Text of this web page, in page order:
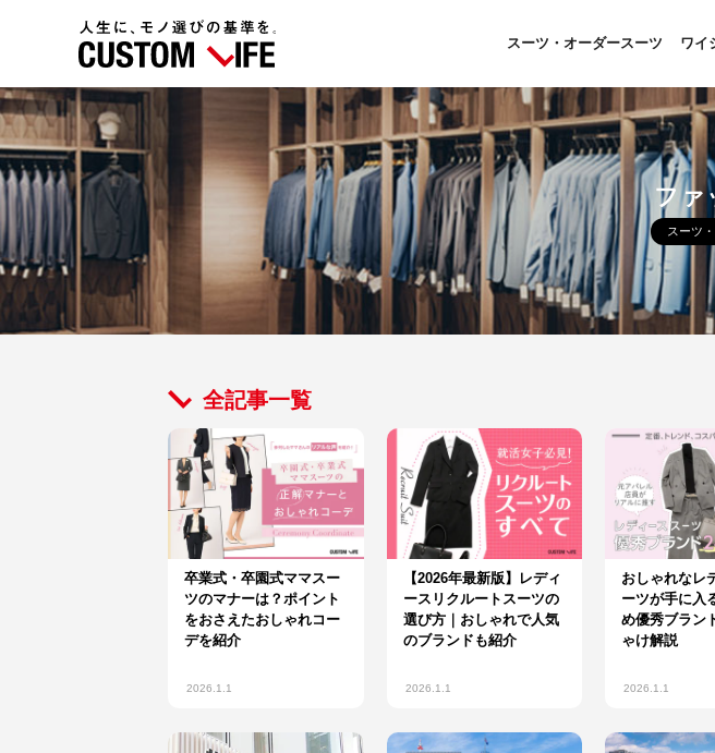
スーツ・オーダースーツ ワイ
ファ
スーツ
全記事一覧
卒業式・卒園式ママスー
ツのマナーは？ポイント
をおさえたおしゃれコー
デを紹介
2026.1.1
【2026年最新版】レディ
ースリクルートスーツの
選び方｜おしゃれで人気
のブランドも紹介
2026.1.1
おしゃれなレ
ーツが手に入
め優秀ブラン
ゃけ解説
2026.1.1